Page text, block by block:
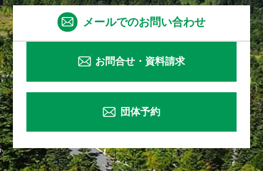
メールでのお問い合わせ
お問合せ・資料請求
団体予約